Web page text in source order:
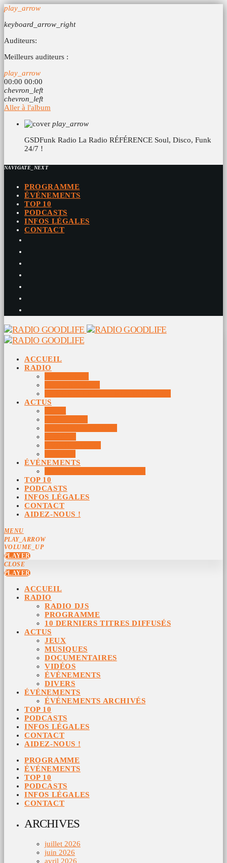
play_arrow
keyboard_arrow_right
Auditeurs:
Meilleurs auditeurs :
play_arrow
00:00 00:00
chevron_left
chevron_left
Aller à l'album
play_arrow
GSDFunk Radio La Radio RÉFÉRENCE Soul, Disco, Funk
24/7 !
NAVIGATE_NEXT
PROGRAMME
ÉVÉNEMENTS
TOP 10
PODCASTS
INFOS LÉGALES
CONTACT
ACCUEIL
RADIO
ACTUS
ÉVÉNEMENTS
TOP 10
PODCASTS
INFOS LÉGALES
CONTACT
AIDEZ-NOUS !
MENU
PLAY_ARROW
VOLUME_UP
PLAYER
CLOSE
PLAYER
ACCUEIL
RADIO
RADIO DJS
PROGRAMME
10 DERNIERS TITRES DIFFUSÉS
ACTUS
JEUX
MUSIQUES
DOCUMENTAIRES
VIDÉOS
ÉVÉNEMENTS
DIVERS
ÉVÉNEMENTS
ÉVÉNEMENTS ARCHIVÉS
TOP 10
PODCASTS
INFOS LÉGALES
CONTACT
AIDEZ-NOUS !
PROGRAMME
ÉVÉNEMENTS
TOP 10
PODCASTS
INFOS LÉGALES
CONTACT
ARCHIVES
juillet 2026
juin 2026
avril 2026